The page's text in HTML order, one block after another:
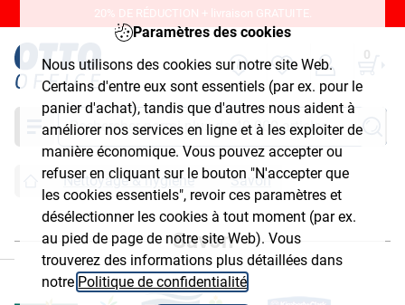
Paramètres des cookies
Nous utilisons des cookies sur notre site Web.
Certains d'entre eux sont essentiels (par ex. pour le
panier d'achat), tandis que d'autres nous aident à
améliorer nos services en ligne et à les exploiter de
manière économique. Vous pouvez accepter ou
refuser en cliquant sur le bouton "N'accepter que
les cookies essentiels", revoir ces paramètres et
désélectionner les cookies à tout moment (par ex.
au pied de page de notre site Web). Vous
trouverez des informations plus détaillées dans
notre Politique de confidentialité
20% DE RÉDUCTION + livraison GRATUITE.
0
Chercher
Nettoyage & hygiène Savon
Savon